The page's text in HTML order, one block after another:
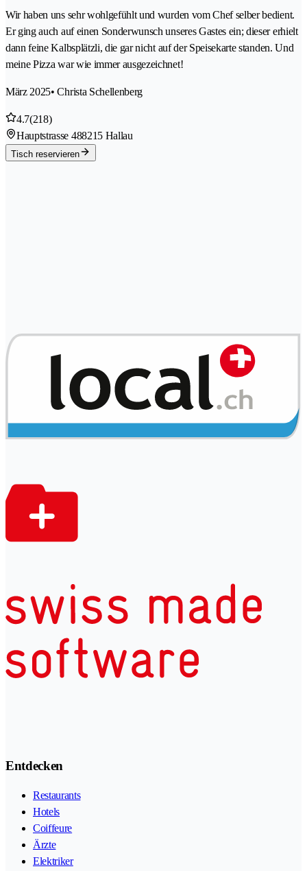
Wir haben uns sehr wohlgefühlt und wurden vom Chef selber bedient.
Er ging auch auf einen Sonderwunsch unseres Gastes ein; dieser erhielt
dann feine Kalbsplätzli, die gar nicht auf der Speisekarte standen. Und
meine Pizza war wie immer ausgezeichnet!
März 2025• Christa Schellenberg
4.7(218)
Hauptstrasse 488215 Hallau
Tisch reservieren
Entdecken
Restaurants
Hotels
Coiffeure
Ärzte
Elektriker